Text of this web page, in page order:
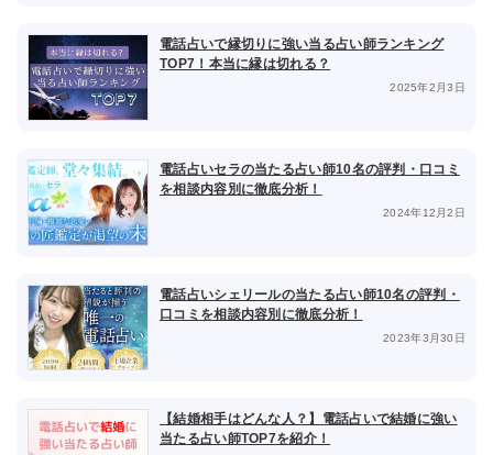
電話占いで縁切りに強い当る占い師ランキング
TOP7！本当に縁は切れる？
2025年2月3日
電話占いセラの当たる占い師10名の評判・口コミ
を相談内容別に徹底分析！
2024年12月2日
電話占いシェリールの当たる占い師10名の評判・
口コミを相談内容別に徹底分析！
2023年3月30日
【結婚相手はどんな人？】電話占いで結婚に強い
当たる占い師TOP7を紹介！